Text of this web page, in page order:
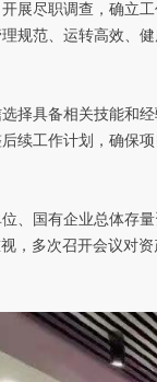
展尽职调查，确立
规范、运转高效、
择具备相关技能和
续工作计划，确保项
、国有企业总体存
，多次召开会议对